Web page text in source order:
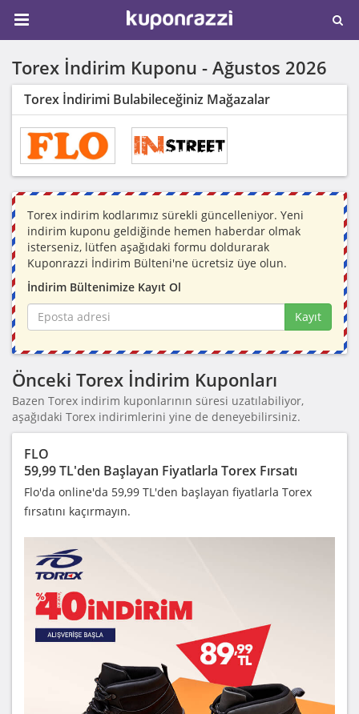
Torex İndirim Kuponu - Ağustos 2026
Torex İndirimi Bulabileceğiniz Mağazalar
Torex indirim kodlarımız sürekli güncelleniyor. Yeni
indirim kuponu geldiğinde hemen haberdar olmak
isterseniz, lütfen aşağıdaki formu doldurarak
Kuponrazzi İndirim Bülteni'ne ücretsiz üye olun.
İndirim Bültenimize Kayıt Ol
Kayıt
Önceki Torex İndirim Kuponları
Bazen Torex indirim kuponlarının süresi uzatılabiliyor,
aşağıdaki Torex indirimlerini yine de deneyebilirsiniz.
FLO
59,99 TL'den Başlayan Fiyatlarla Torex Fırsatı
Flo'da online'da 59,99 TL'den başlayan fiyatlarla Torex
fırsatını kaçırmayın.